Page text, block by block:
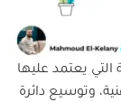
يعتمد عليها
وتوسيع دائرة